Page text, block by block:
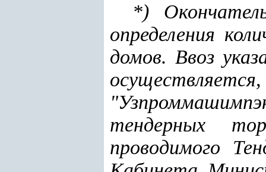
*)
определения
домов. Ввоз
тендерных
проводимого